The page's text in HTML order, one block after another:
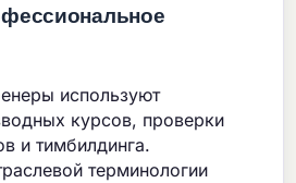
используют
курсов, проверки
и тимбилдинга.
терминологии